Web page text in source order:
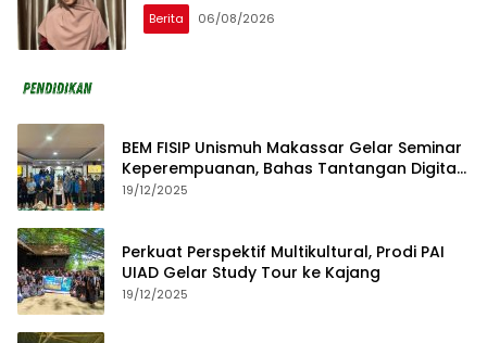
Berita 06/08/2026
BEM FISIP Unismuh Makassar Gelar Seminar
Keperempuanan, Bahas Tantangan Digital
dan Budaya Lokal
19/12/2025
Perkuat Perspektif Multikultural, Prodi PAI
UIAD Gelar Study Tour ke Kajang
19/12/2025